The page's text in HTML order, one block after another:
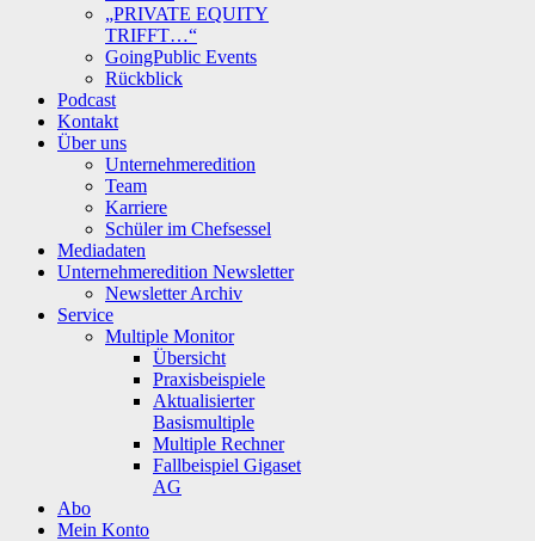
„PRIVATE EQUITY
TRIFFT…“
GoingPublic Events
Rückblick
Podcast
Kontakt
Über uns
Unternehmeredition
Team
Karriere
Schüler im Chefsessel
Mediadaten
Unternehmeredition Newsletter
Newsletter Archiv
Service
Multiple Monitor
Übersicht
Praxisbeispiele
Aktualisierter
Basismultiple
Multiple Rechner
Fallbeispiel Gigaset
AG
Abo
Mein Konto